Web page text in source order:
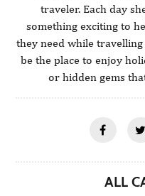
traveler. Each day
something exciting to
they need while
be the place to enjoy
or hidden gems
ALL